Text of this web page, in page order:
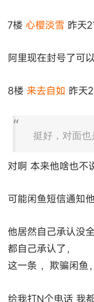
7楼 心樱淡雪 昨天
阿里现在封号了可
8楼 来去自如 昨天
挺好，对面也
对啊 本来他啥也不
可能闲鱼短信通知
他居然自己承认没
都自己承认了，
这一条 ，欺骗闲鱼
给我打N个电话 我